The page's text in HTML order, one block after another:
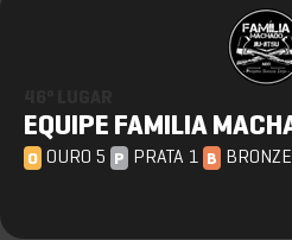
EQUIPE FAMILIA
O OURO 5 P PRATA 1 B